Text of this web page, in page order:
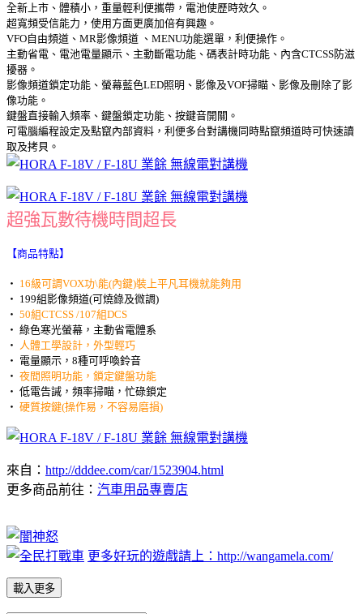
全新上市、體積小，重量輕利便攜帶，電池使歷時效久。
超寬頻受信能力，使用方面更廣加倍有興趣。
VFO自由頻道、MR影像頻道 、MENU功能選單，利便操作。
主動省電、電池電量顯示、主動斷電功能、碼表計時功能、內含CTCSS防滋
擾器。
影像頻道鎖定功能、螢幕藍色LED照明、影像及VOF掃瞄、影像及刪除了影
像功能。
鍵盤直接輸入頻率、鍵盤鎖定功能、按鍵音開關。
可電腦編程設定及點竄內部資料，利便多台對講機同時點竄頻道時可快速讀
取及拷貝。
超強瓦數待機時間超長
【商品特點】
‧ 16級可調VOX功\能(內鍵)裝上平凡耳機就能夠用
‧ 199組影像頻道(可燒錄及微調)
‧ 50組CTCSS /107組DCS
‧ 綠色寒光螢幕，主動省電體系
‧
人體工學設計，外型輕巧
‧ 電量顯示，8種可呼喚鈴音
‧ 夜間照明功能，鎖定鍵盤功能
‧ 低電告誡，頻率掃瞄，忙碌鎖定
‧ 硬質按鍵(操作易，不容易磨損)
來自： http://dddee.com/car/1523904.html
更多商品前往： 汽車用品專賣店
更多好玩的遊戲請上：http://wangamela.com/
載入更多